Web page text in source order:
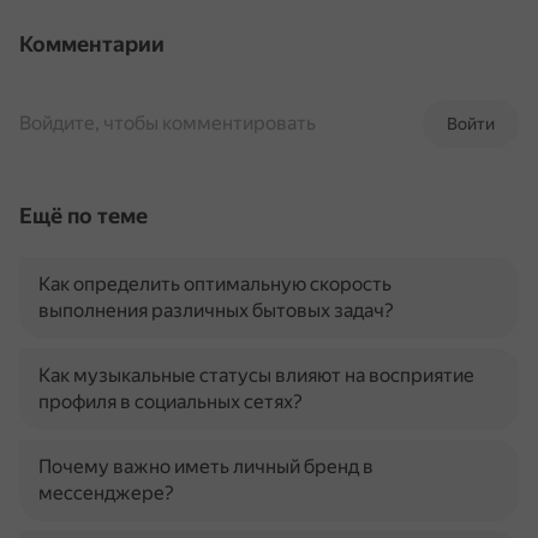
Комментарии
Войти
Войдите, чтобы комментировать
Ещё по теме
Как определить оптимальную скорость
выполнения различных бытовых задач?
Как музыкальные статусы влияют на восприятие
профиля в социальных сетях?
Почему важно иметь личный бренд в
мессенджере?